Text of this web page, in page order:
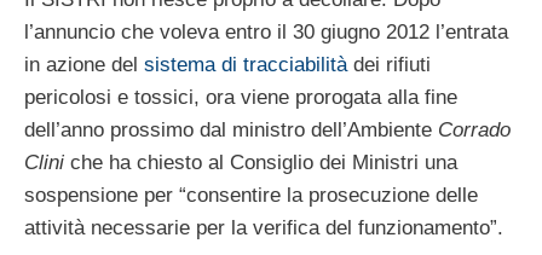
l’annuncio che voleva entro il 30 giugno 2012 l’entrata
in azione del sistema di tracciabilitàdei rifiuti
pericolosi e tossici, ora viene prorogata alla fine
dell’anno prossimo dal ministro dell’Ambiente Corrado
Clini che ha chiesto al Consiglio dei Ministri una
sospensione per “consentire la prosecuzione delle
attività necessarie per la verifica del funzionamento”.